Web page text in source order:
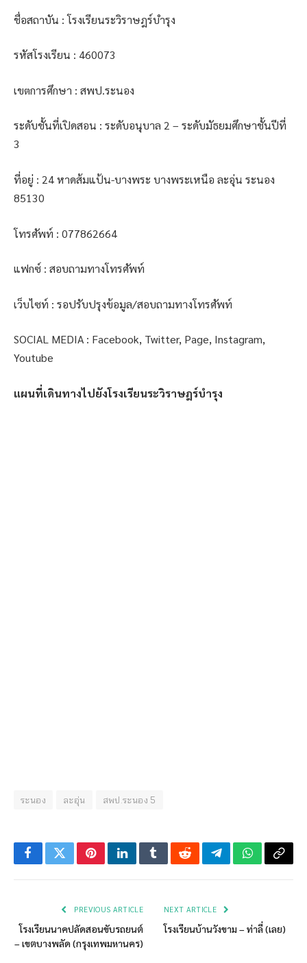
ชื่อสถาบัน : โรงเรียนระวิราษฎร์บำรุง
รหัสโรงเรียน : 460073
เขตการศึกษา : สพป.ระนอง
ระดับชั้นที่เปิดสอน : ระดับอนุบาล 2 – ระดับมัธยมศึกษาชั้นปีที่
3
ที่อยู่ : 24 หาดส้มแป้น-บางพระ บางพระเหนือ ละอุ่น ระนอง
85130
โทรศัพท์ : 077862664
แฟกซ์ : สอบถามทางโทรศัพท์
เว็บไซท์ : รอปรับปรุงข้อมูล/สอบถามทางโทรศัพท์
SOCIAL MEDIA : Facebook, Twitter, Page, Instagram,
Youtube
แผนที่เดินทางไปยังโรงเรียนระวิราษฎร์บำรุง
ระนอง ละอุ่น สพป.ระนอง 5
FacebookTwitterPinterestLinkedInTumblrRedditTelegramWhatsApp
Copy
PREVIOUS ARTICLE
โรงเรียนนาคปลัดสอนขับรถยนต์
– เขตบางพลัด (กรุงเทพมหานคร)
NEXT ARTICLE
โรงเรียนบ้านวังขาม – ท่าลี่ (เลย)